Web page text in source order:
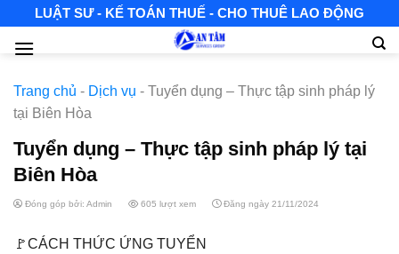
content
LUẬT SƯ - KẾ TOÁN THUẾ - CHO THUÊ LAO ĐỘNG
Trang chủ - Dịch vụ - Tuyển dụng – Thực tập sinh pháp lý
tại Biên Hòa
Tuyển dụng – Thực tập sinh pháp lý tại
Biên Hòa
Đóng góp bởi: Admin 605 lượt xem Đăng ngày 21/11/2024
🚩CÁCH THỨC ỨNG TUYỂN